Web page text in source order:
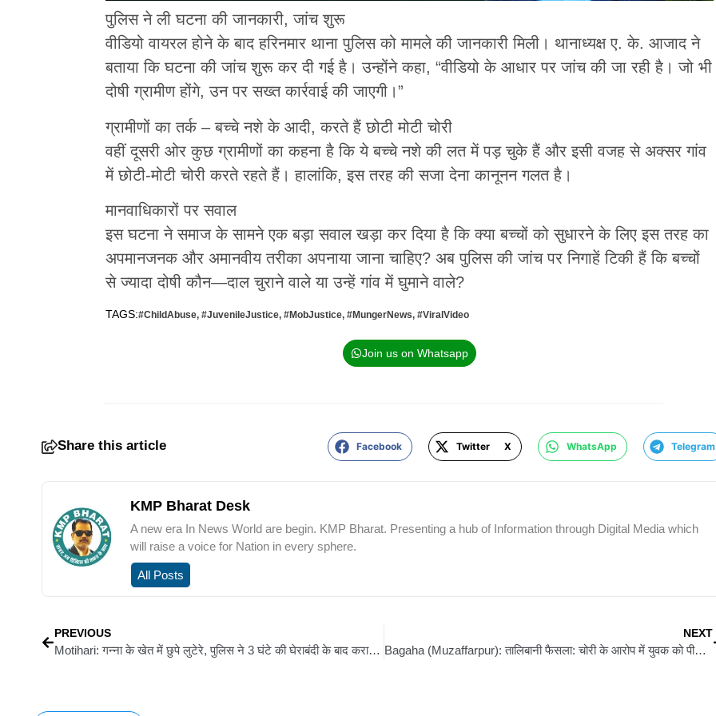
पुलिस ने ली घटना की जानकारी, जांच शुरू
वीडियो वायरल होने के बाद हरिनमार थाना पुलिस को मामले की जानकारी मिली। थानाध्यक्ष ए. के. आजाद ने
बताया कि घटना की जांच शुरू कर दी गई है। उन्होंने कहा, “वीडियो के आधार पर जांच की जा रही है। जो भी
दोषी ग्रामीण होंगे, उन पर सख्त कार्रवाई की जाएगी।”
ग्रामीणों का तर्क – बच्चे नशे के आदी, करते हैं छोटी मोटी चोरी
वहीं दूसरी ओर कुछ ग्रामीणों का कहना है कि ये बच्चे नशे की लत में पड़ चुके हैं और इसी वजह से अक्सर गांव
में छोटी-मोटी चोरी करते रहते हैं। हालांकि, इस तरह की सजा देना कानूनन गलत है।
मानवाधिकारों पर सवाल
इस घटना ने समाज के सामने एक बड़ा सवाल खड़ा कर दिया है कि क्या बच्चों को सुधारने के लिए इस तरह का
अपमानजनक और अमानवीय तरीका अपनाया जाना चाहिए? अब पुलिस की जांच पर निगाहें टिकी हैं कि बच्चों
से ज्यादा दोषी कौन—दाल चुराने वाले या उन्हें गांव में घुमाने वाले?
TAGS:#ChildAbuse, #JuvenileJustice, #MobJustice, #MungerNews, #ViralVideo
Join us on Whatsapp
Share this article Facebook Twitter X WhatsApp Telegram
KMP Bharat Desk
A new era In News World are begin. KMP Bharat. Presenting a hub of Information through Digital Media which
will raise a voice for Nation in every sphere.
All Posts
PREVIOUS
Motihari: गन्ना के खेत में छुपे लुटेरे, पुलिस ने 3 घंटे की घेराबंदी के बाद कराया सरेंडर
NEXT
Bagaha (Muzaffarpur): तालिबानी फैसला: चोरी के आरोप में युवक को पीटा, चप्पल पर थूक चटवाया